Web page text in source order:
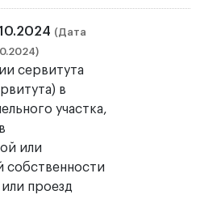
(Дата
сервитута
в
участка,
или
собственности
проезд